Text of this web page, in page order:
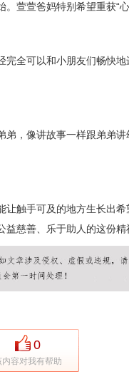
萱萱爸妈特别希望重获“心
全可以和小朋友们畅快
，像讲故事一样跟弟弟
触手可及的地方生长出
慈善、乐于助人的这份精
0
内容对我有帮助